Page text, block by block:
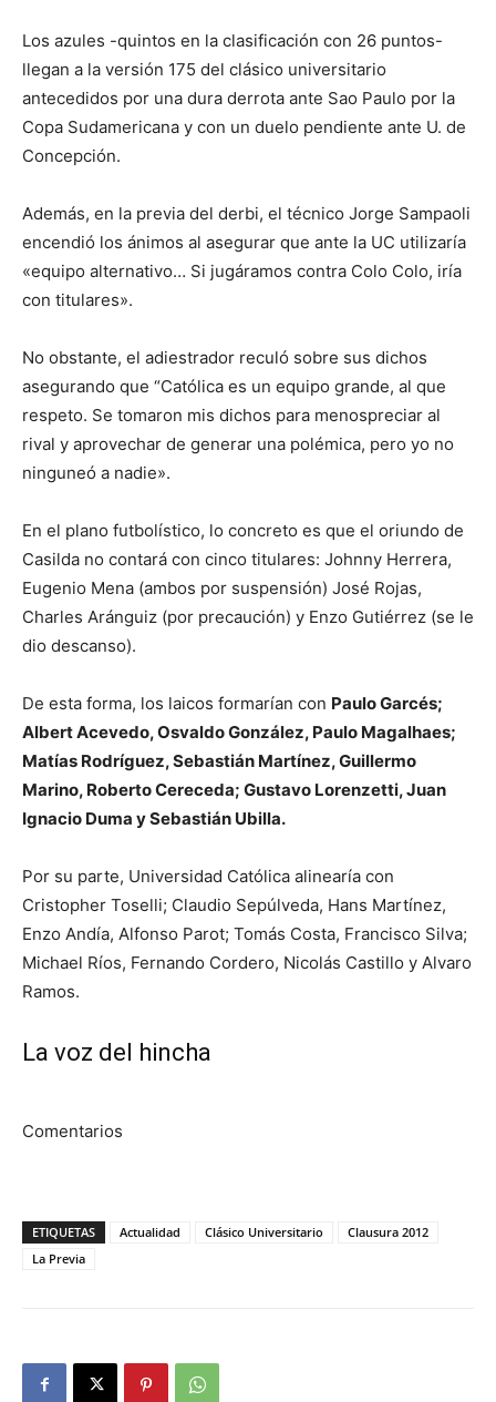
Los azules -quintos en la clasificación con 26 puntos-
llegan a la versión 175 del clásico universitario
antecedidos por una dura derrota ante Sao Paulo por la
Copa Sudamericana y con un duelo pendiente ante U. de
Concepción.
Además, en la previa del derbi, el técnico Jorge Sampaoli
encendió los ánimos al asegurar que ante la UC utilizaría
«equipo alternativo… Si jugáramos contra Colo Colo, iría
con titulares».
No obstante, el adiestrador reculó sobre sus dichos
asegurando que “Católica es un equipo grande, al que
respeto. Se tomaron mis dichos para menospreciar al
rival y aprovechar de generar una polémica, pero yo no
ninguneó a nadie».
En el plano futbolístico, lo concreto es que el oriundo de
Casilda no contará con cinco titulares: Johnny Herrera,
Eugenio Mena (ambos por suspensión) José Rojas,
Charles Aránguiz (por precaución) y Enzo Gutiérrez (se le
dio descanso).
De esta forma, los laicos formarían con Paulo Garcés;
Albert Acevedo, Osvaldo González, Paulo Magalhaes;
Matías Rodríguez, Sebastián Martínez, Guillermo
Marino, Roberto Cereceda; Gustavo Lorenzetti, Juan
Ignacio Duma y Sebastián Ubilla.
Por su parte, Universidad Católica alinearía con
Cristopher Toselli; Claudio Sepúlveda, Hans Martínez,
Enzo Andía, Alfonso Parot; Tomás Costa, Francisco Silva;
Michael Ríos, Fernando Cordero, Nicolás Castillo y Alvaro
Ramos.
La voz del hincha
Comentarios
ETIQUETAS Actualidad Clásico Universitario
Clausura 2012
La Previa